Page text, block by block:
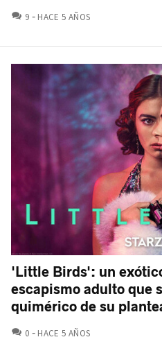
9 COMENTARIOS
HACE 5 AÑOS
'Little Birds': un
escapismo adulto que
quimérico de su
0 COMENTARIOS
HACE 5 AÑOS